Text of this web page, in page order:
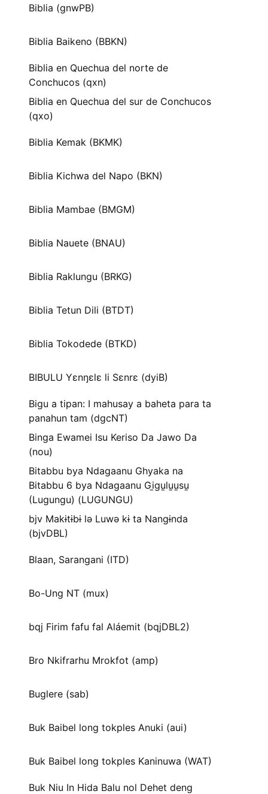
Biblia (gnwPB)
Biblia Baikeno (BBKN)
Biblia en Quechua del norte de
Conchucos (qxn)
Biblia en Quechua del sur de Conchucos
(qxo)
Biblia Kemak (BKMK)
Biblia Kichwa del Napo (BKN)
Biblia Mambae (BMGM)
Biblia Nauete (BNAU)
Biblia Raklungu (BRKG)
Biblia Tetun Dili (BTDT)
Biblia Tokodede (BTKD)
BIBULU Yɛnŋɛlɛ li Sɛnrɛ (dyiB)
Bigu a tipan: I mahusay a baheta para ta
panahun tam (dgcNT)
Binga Ewamei Isu Keriso Da Jawo Da
(nou)
Bitabbu bya Ndagaanu Ghyaka na
Bitabbu 6 bya Ndagaanu Gi̱gu̱lu̱u̱su̱
(Lugungu) (LUGUNGU)
bjv Makɨtɨbɨ lə Luwə kɨ ta Nangɨnda
(bjvDBL)
Blaan, Sarangani (ITD)
Bo-Ung NT (mux)
bqj Firim fafu fal Aláemit (bqjDBL2)
Bro Nkifrarhu Mrokfot (amp)
Buglere (sab)
Buk Baibel long tokples Anuki (aui)
Buk Baibel long tokples Kaninuwa (WAT)
Buk Niu In Hida Balu nol Dehet deng